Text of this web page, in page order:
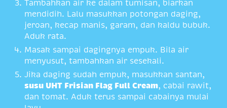
Tambahkan air ke dalam tumisan, biarkan
mendidih. Lalu masukkan potongan daging,
jeroan, kecap manis, garam, dan kaldu bubuk.
Aduk rata.
Masak sampai dagingnya empuk. Bila air
menyusut, tambahkan air sesekali.
Jika daging sudah empuk, masukkan santan,
susu UHT Frisian Flag Full Cream, cabai rawit,
dan tomat. Aduk terus sampai cabainya mulai